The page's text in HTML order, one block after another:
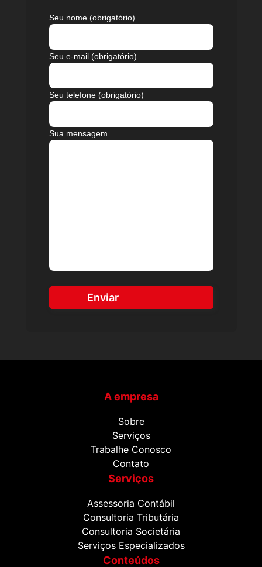
Seu nome (obrigatório)
Seu e-mail (obrigatório)
Seu telefone (obrigatório)
Sua mensagem
A empresa
Sobre
Serviços
Trabalhe Conosco
Contato
Serviços
Assessoria Contábil
Consultoria Tributária
Consultoria Societária
Serviços Especializados
Conteúdos